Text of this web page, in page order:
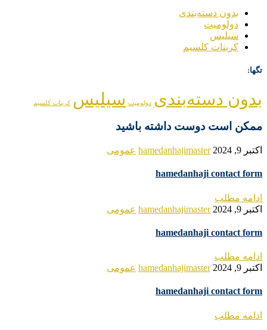
بدون دسته‌بندی
دولومیت
سیلیس
کربنات کلسیم
تگها:
بدون دسته‌بندی دولومیت سیلیس کربنات کلسیم
ممکن است دوست داشته باشید
اکتبر 9, 2024 hamedanhajimaster عمومی
hamedanhaji contact form
ادامه مطلب
اکتبر 9, 2024
hamedanhajimaster عمومی
hamedanhaji contact form
ادامه مطلب
اکتبر 9, 2024
hamedanhajimaster عمومی
hamedanhaji contact form
ادامه مطلب